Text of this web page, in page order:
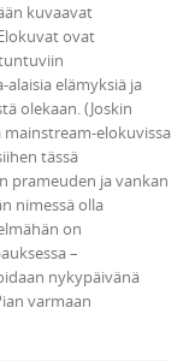
kuvaavat
ovat
elämyksiä ja
olekaan. (Joskin
elokuvissa
tässä
prameuden ja vankan
nimessä olla
on
–
nykypäivänä
varmaan